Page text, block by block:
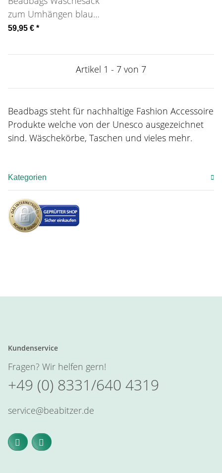
zum Umhängen blau
Fair Trade
59,95 € *
Artikel 1 - 7 von 7
Beadbags steht für nachhaltige Fashion Accessoire
Produkte welche von der Unesco ausgezeichnet
sind. Wäschekörbe, Taschen und vieles mehr.
Kategorien
Kundenservice
Fragen? Wir helfen gern!
+49 (0) 8331/640 4319
service@beabitzer.de